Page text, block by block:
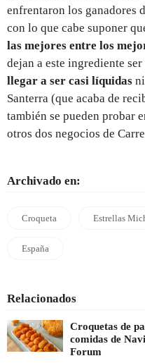
enfrentaron los ganadores
con lo que cabe suponer
las mejores entre los
dejan a este ingrediente
llegar a ser casi líquidas
Santerra (que acaba de
también se pueden probar
otros dos negocios de
Archivado en:
Croqueta Estrellas
España
Relacionados
Croquetas de
comidas de
Forum